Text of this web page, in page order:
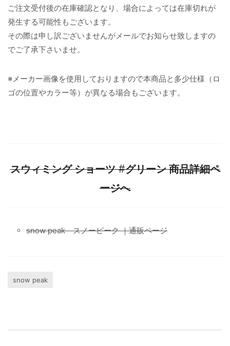
ご注文受付後の在庫確認となり、場合によっては在庫切れが
発生する可能性もございます。
その際は申し訳ございませんがメールでお知らせ致しますの
でご了承下さいませ。
※メーカー画像を使用しておりますので本商品と多少仕様（ロ
ゴの位置やカラー等）が異なる場合もございます。
スウィミング ショーツ #グリーン 商品詳細ペ
ージへ
snow peak スノーピーク ｜通販ページ
snow peak